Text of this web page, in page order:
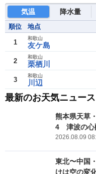
気温 降水量
順位 地点
1 友ケ島
和歌山
2 栗栖川
和歌山
3 川辺
和歌山
最新のお天気ニュース
熊本県天草
4 津波の心
2026.08.09
東北〜中国
けは空の変